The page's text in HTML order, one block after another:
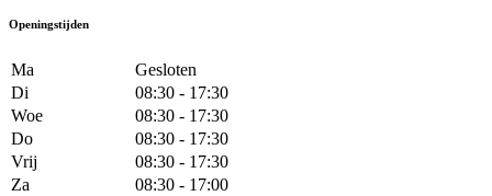
Openingstijden
Ma
Gesloten
Di
08:30 - 17:30
Woe
08:30 - 17:30
Do
08:30 - 17:30
Vrij
08:30 - 17:30
Za
08:30 - 17:00